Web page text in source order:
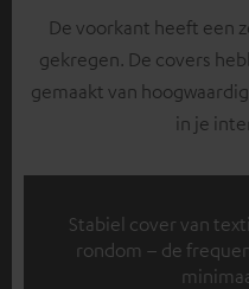
De voorkant heeft een
gekregen. De covers
gemaakt van
in je
Stabiel cover van
rondom – de